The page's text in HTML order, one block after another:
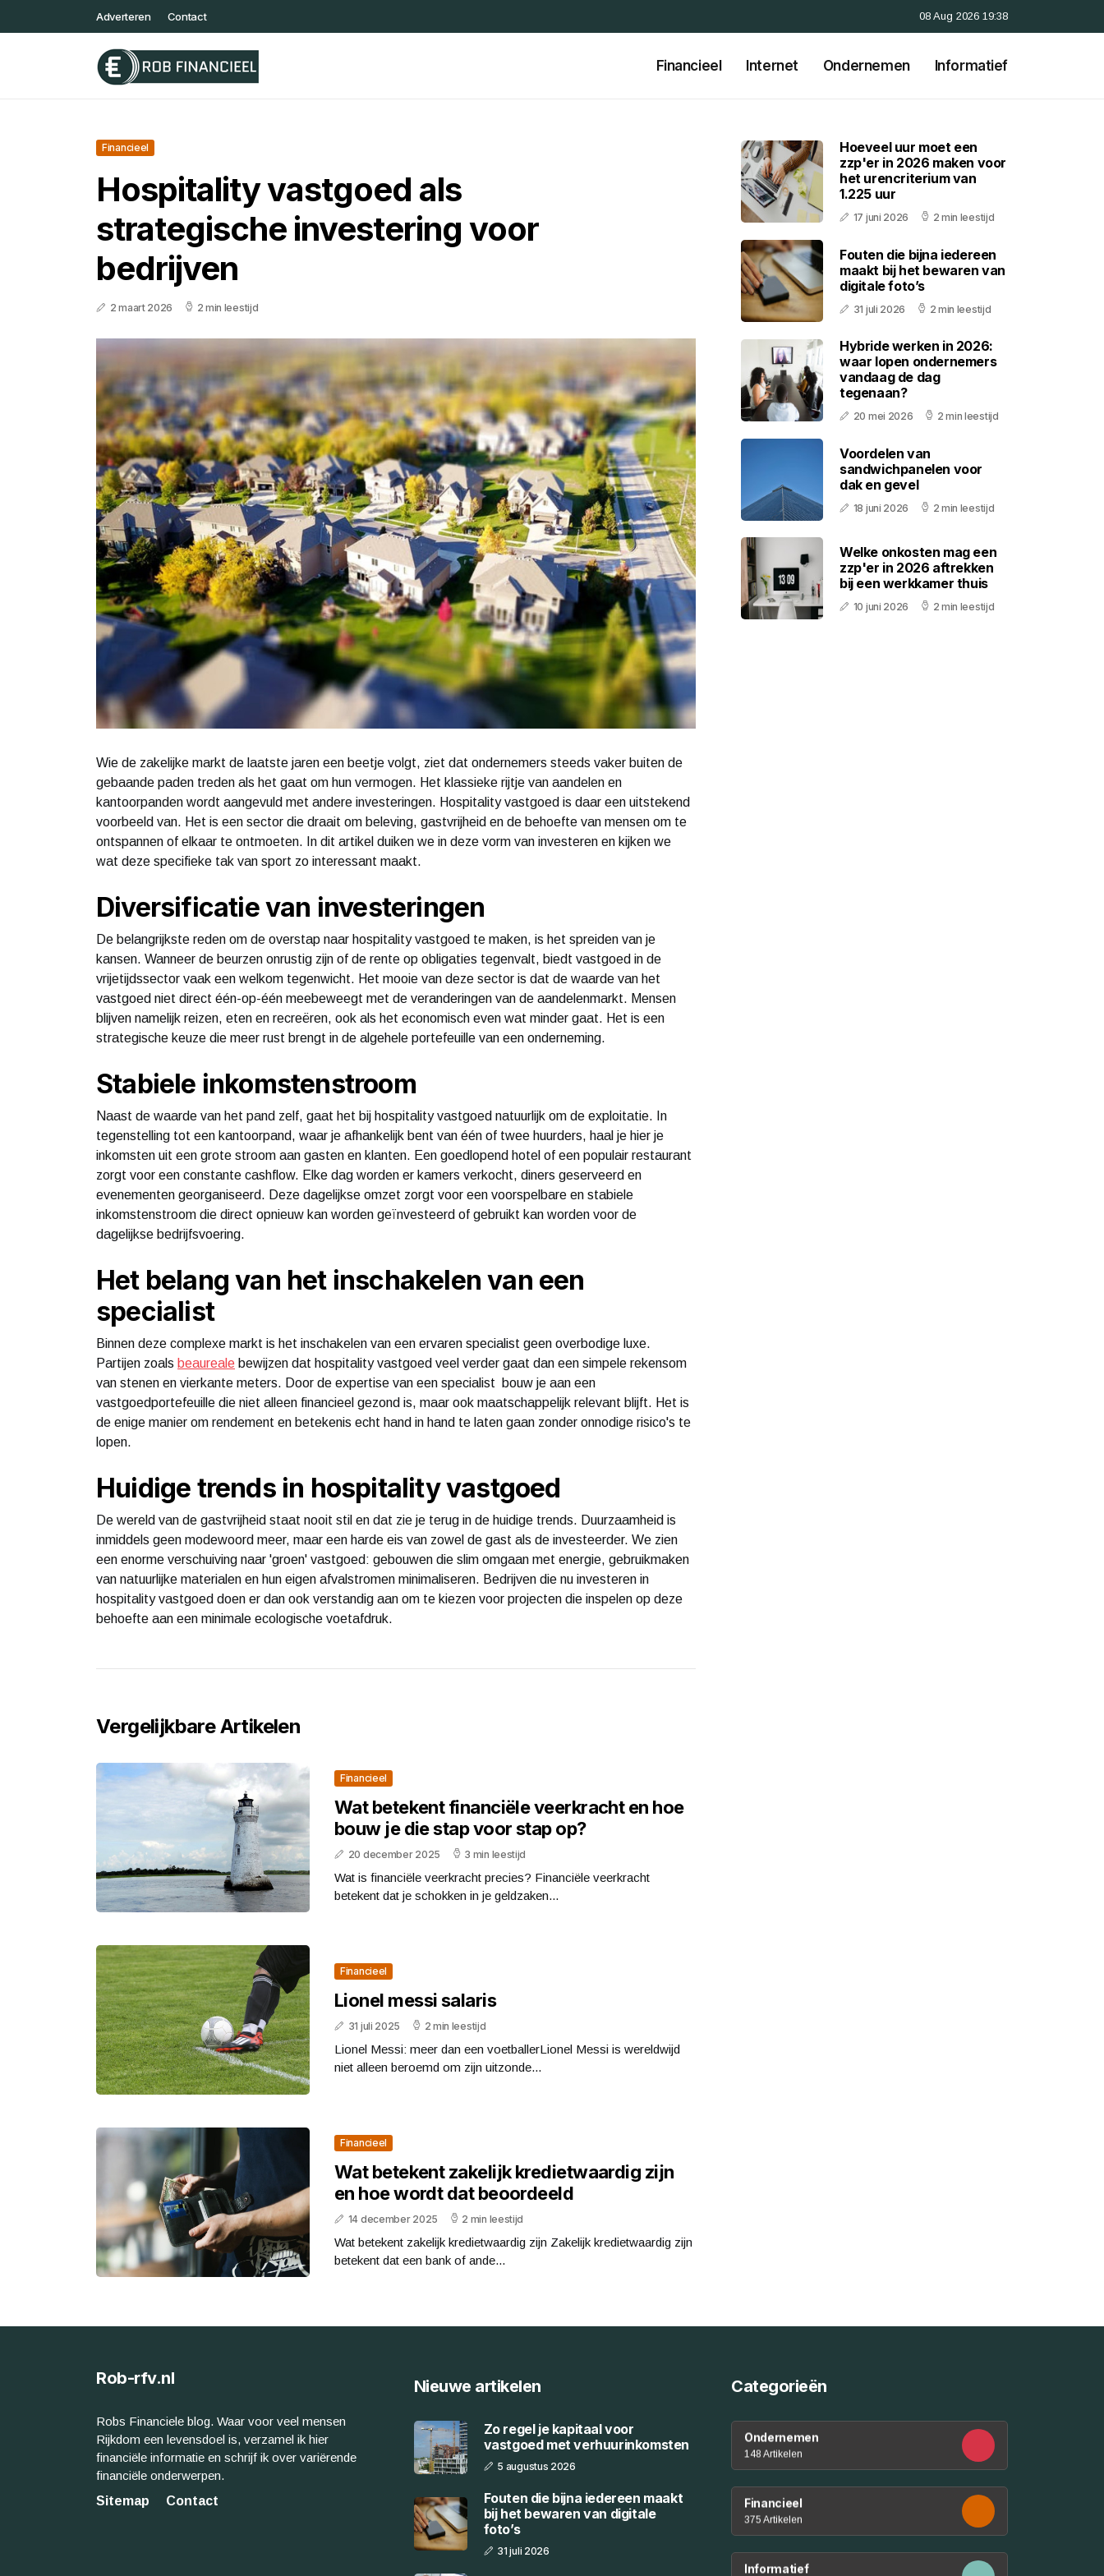
Adverteren Contact 08 Aug 2026 19:38
Financieel Internet Ondernemen Informatief
Financieel
Hospitality vastgoed als
strategische investering voor
bedrijven
2 maart 2026 2 min leestijd
Wie de zakelijke markt de laatste jaren een beetje volgt, ziet dat ondernemers steeds vaker buiten de
gebaande paden treden als het gaat om hun vermogen. Het klassieke rijtje van aandelen en
kantoorpanden wordt aangevuld met andere investeringen. Hospitality vastgoed is daar een uitstekend
voorbeeld van. Het is een sector die draait om beleving, gastvrijheid en de behoefte van mensen om te
ontspannen of elkaar te ontmoeten. In dit artikel duiken we in deze vorm van investeren en kijken we
wat deze specifieke tak van sport zo interessant maakt.
Diversificatie van investeringen
De belangrijkste reden om de overstap naar hospitality vastgoed te maken, is het spreiden van je
kansen. Wanneer de beurzen onrustig zijn of de rente op obligaties tegenvalt, biedt vastgoed in de
vrijetijdssector vaak een welkom tegenwicht. Het mooie van deze sector is dat de waarde van het
vastgoed niet direct één-op-één meebeweegt met de veranderingen van de aandelenmarkt. Mensen
blijven namelijk reizen, eten en recreëren, ook als het economisch even wat minder gaat. Het is een
strategische keuze die meer rust brengt in de algehele portefeuille van een onderneming.
Stabiele inkomstenstroom
Naast de waarde van het pand zelf, gaat het bij hospitality vastgoed natuurlijk om de exploitatie. In
tegenstelling tot een kantoorpand, waar je afhankelijk bent van één of twee huurders, haal je hier je
inkomsten uit een grote stroom aan gasten en klanten. Een goedlopend hotel of een populair restaurant
zorgt voor een constante cashflow. Elke dag worden er kamers verkocht, diners geserveerd en
evenementen georganiseerd. Deze dagelijkse omzet zorgt voor een voorspelbare en stabiele
inkomstenstroom die direct opnieuw kan worden geïnvesteerd of gebruikt kan worden voor de
dagelijkse bedrijfsvoering.
Het belang van het inschakelen van een
specialist
Binnen deze complexe markt is het inschakelen van een ervaren specialist geen overbodige luxe.
Partijen zoals beaureale bewijzen dat hospitality vastgoed veel verder gaat dan een simpele rekensom
van stenen en vierkante meters. Door de expertise van een specialist bouw je aan een
vastgoedportefeuille die niet alleen financieel gezond is, maar ook maatschappelijk relevant blijft. Het is
de enige manier om rendement en betekenis echt hand in hand te laten gaan zonder onnodige risico's te
lopen.
Huidige trends in hospitality vastgoed
De wereld van de gastvrijheid staat nooit stil en dat zie je terug in de huidige trends. Duurzaamheid is
inmiddels geen modewoord meer, maar een harde eis van zowel de gast als de investeerder. We zien
een enorme verschuiving naar 'groen' vastgoed: gebouwen die slim omgaan met energie, gebruikmaken
van natuurlijke materialen en hun eigen afvalstromen minimaliseren. Bedrijven die nu investeren in
hospitality vastgoed doen er dan ook verstandig aan om te kiezen voor projecten die inspelen op deze
behoefte aan een minimale ecologische voetafdruk.
Vergelijkbare Artikelen
Financieel
Wat betekent financiële veerkracht en hoe
bouw je die stap voor stap op?
20 december 2025 3 min leestijd
Wat is financiële veerkracht precies? Financiële veerkracht
betekent dat je schokken in je geldzaken...
Financieel
Lionel messi salaris
31 juli 2025 2 min leestijd
Lionel Messi: meer dan een voetballerLionel Messi is wereldwijd
niet alleen beroemd om zijn uitzonde...
Financieel
Wat betekent zakelijk kredietwaardig zijn
en hoe wordt dat beoordeeld
14 december 2025 2 min leestijd
Wat betekent zakelijk kredietwaardig zijn Zakelijk kredietwaardig zijn
betekent dat een bank of ande...
Hoeveel uur moet een
zzp'er in 2026 maken voor
het urencriterium van
1.225 uur
17 juni 2026 2 min leestijd
Fouten die bijna iedereen
maakt bij het bewaren van
digitale foto’s
31 juli 2026 2 min leestijd
Hybride werken in 2026:
waar lopen ondernemers
vandaag de dag
tegenaan?
20 mei 2026 2 min leestijd
Voordelen van
sandwichpanelen voor
dak en gevel
18 juni 2026 2 min leestijd
Welke onkosten mag een
zzp'er in 2026 aftrekken
bij een werkkamer thuis
10 juni 2026 2 min leestijd
Rob-rfv.nl
Robs Financiele blog. Waar voor veel mensen
Rijkdom een levensdoel is, verzamel ik hier
financiële informatie en schrijf ik over variërende
financiële onderwerpen.
Sitemap
Contact
Nieuwe artikelen
Zo regel je kapitaal voor
vastgoed met verhuurinkomsten
5 augustus 2026
Fouten die bijna iedereen maakt
bij het bewaren van digitale
foto’s
31 juli 2026
Categorieën
Ondernemen
148 Artikelen
Financieel
375 Artikelen
Informatief